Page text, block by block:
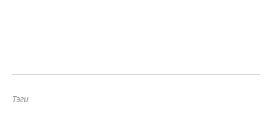
Тэги